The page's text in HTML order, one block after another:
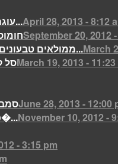
עוגה לשבועות, שקדים, תמרים, תאנים...April 28, 2013 - 8:12
September 20, 2012
ממולאים טבעונים עם אורז ופטריות...March
סלMarch 19, 2013 - 11:23
June 28, 2013 - 12:00
כדורי שוקולד טבעוניים קלים לה�...November 10, 2012 -
- 3:15 pm